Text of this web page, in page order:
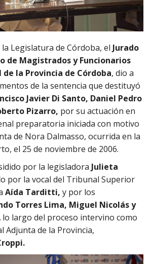
Legislatura de Córdoba, el Jurado
de Magistrados y Funcionarios
de la Provincia de Córdoba, dio a
de la sentencia que destituyó
Javier Di Santo, Daniel Pedro
Pizarro, por su actuación en
preparatoria iniciada con motivo
de Nora Dalmasso, ocurrida en la
el 25 de noviembre de 2006.
por la legisladora Julieta
por la vocal del Tribunal Superior
Aída Tarditti, y por los
Torres Lima, Miguel Nicolás y
lo largo del proceso intervino como
Adjunta de la Provincia,